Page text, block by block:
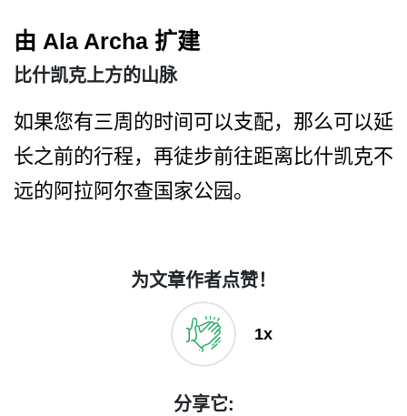
由 Ala Archa 扩建
比什凯克上方的山脉
如果您有三周的时间可以支配­，那么可以延
长之前的行程，再徒步前往距离比什凯克­不
远的阿拉阿尔查国家公园。
为文章作者点赞！
1x
分享它: